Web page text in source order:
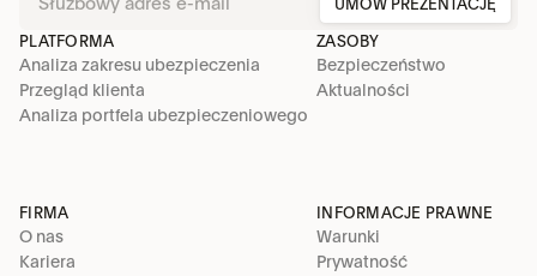
UMÓW PREZENTACJĘ
PLATFORMA
Analiza zakresu ubezpieczenia
Przegląd klienta
Analiza portfela ubezpieczeniowego
ZASOBY
Bezpieczeństwo
Aktualności
FIRMA
O nas
Kariera
INFORMACJE PRAWNE
Warunki
Prywatność